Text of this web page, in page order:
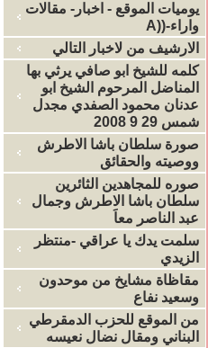
يوميات الموقع - اخبار- مقالات
واراء-((A
الارشيف من لاخبار التالي
كلمه للشيخ ابو صافي يرثي بها
المناضل المرحوم الشيخ ابو
عدنان محمود الصفدي مجدل
شمس 29 9 2008
صورة سلطان باشا الاطرش
ووصيته والحقائق
صوره للمجاهدين الثائرين
سلطان باشا الاطرش وجمال
عبد الناصر معاَ
سلمت يدك يا عراقي -منتظر
الزيدي
مقاظاة مشايخ من موحدون
وسعيد نفاع
من الموقع للحزب الدمقرطي
البناني ومقال نضال نعيسه